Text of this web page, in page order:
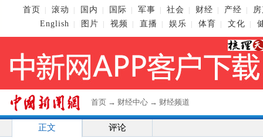
首页 滚动 国内 国际 军事 社会 财经 产经
English
图片 视频 直播 娱乐 体育 文化
首页 → 财经中心 → 财经频道
正文 评论